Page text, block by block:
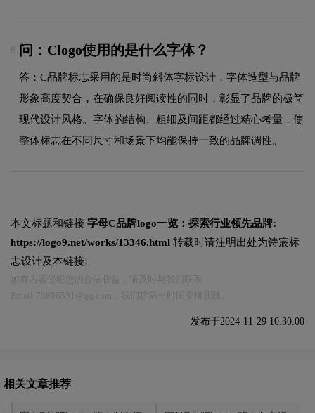
6. 问：Clogo使用的是什么字体？
答：C品牌标志采用的是时尚斜体字标设计，字体造型与品牌
形象高度契合，在确保良好阅读性的同时，彰显了品牌的极简
现代设计风格。字体的结构、粗细及间距都经过精心考量，使
整体标志在不同尺寸和场景下均能保持一致的品牌调性。
本文标题和链接 字母C品牌logo一览：探索行业领先品牌:
https://logo9.net/works/13346.html 转载时请注明出处为诗宸标
志设计及本链接!
发布于2024-11-29 10:30:00
相关文章推荐